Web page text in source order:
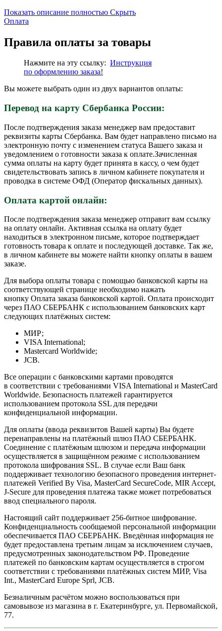
Показать описание полностью Скрыть
Оплата
Правила оплаты за товары
Нажмите на эту ссылку: Инструкция
по оформлению заказа!
Вы можете выбрать один из двух вариантов оплаты:
Перевод на карту Сбербанка России:
После подтверждения заказа менеджер вам предоставит
реквизиты карты Сбербанка. Вам будет направлено письмо на
электронную почту с изменением статуса Вашего заказа и
уведомлением о готовности заказа к оплате.Зачисленная
сумма оплаты на карту будет принята в кассу, о чем будет
свидетельствовать запись в личном кабинете покупателя и
проводка в системе ОФД (Оператор фискальных данных).
Оплата картой онлайн:
После подтверждения заказа менеджер отправит вам ссылку
на оплату онлайн. Активная ссылка на оплату будет
находиться в электронном письме, которое подтверждает
готовность товара к оплате и последующей доставке. Так же,
в личном кабинете вы можете найти кнопку оплаты в вашем
заказе.
Для выбора оплаты товара с помощью банковской карты на
соответствующей странице необходимо нажать
кнопку Оплата заказа банковской картой. Оплата происходит
через ПАО СБЕРБАНК с использованием банковских карт
следующих платёжных систем:
МИР;
VISA International;
Mastercard Worldwide;
JCB.
Все операции с банковскими картами проводятся
в соответствии с требованиями VISA International и MasterCard
Worldwide. Безопасность платежей гарантируется
использованием протокола SSL для передачи
конфиденциальной информации.
Для оплаты (ввода реквизитов Вашей карты) Вы будете
перенаправлены на платёжный шлюз ПАО СБЕРБАНК.
Соединение с платёжным шлюзом и передача информации
осуществляется в защищённом режиме с использованием
протокола шифрования SSL. В случае если Ваш банк
поддерживает технологию безопасного проведения интернет-
платежей Verified By Visa, MasterCard SecureCode, MIR Accept,
J-Secure для проведения платежа также может потребоваться
ввод специального пароля.
Настоящий сайт поддерживает 256-битное шифрование.
Конфиденциальность сообщаемой персональной информации
обеспечивается ПАО СБЕРБАНК. Введённая информация не
будет предоставлена третьим лицам за исключением случаев,
предусмотренных законодательством РФ. Проведение
платежей по банковским картам осуществляется в строгом
соответствии с требованиями платёжных систем МИР, Visa
Int., MasterCard Europe Sprl, JCB.
Безналичным расчётом можно воспользоваться при
самовывозе из магазина в г. Екатеринбурге, ул. Первомайской,
77.